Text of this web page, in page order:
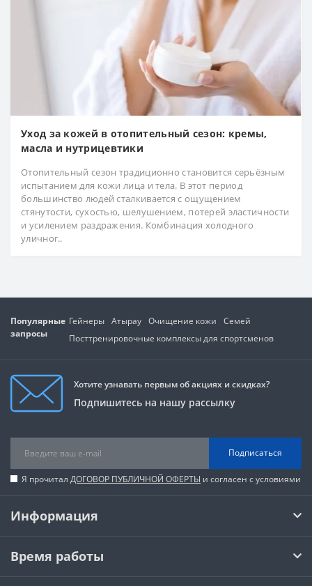
Уход за кожей в отопительный сезон: кремы,
масла и нутрицевтики
Отопительный сезон традиционно становится серьёзным
испытанием для кожи лица и тела. В этот период
большинство людей сталкивается с ощущением
стянутости, сухостью, шелушением, потерей эластичности
и усилением раздражения. Комбинация холодного
уличног..
Популярные
запросы
Гейнеры Атырау Очищение кожи
Семей
Посттренировочные комплексы для спортсменов
Хотите узнавать первым об акциях и скидках?
Подпишитесь на нашу рассылку
Подписаться
Я прочитал ДОГОВОР ПУБЛИЧНОЙ ОФЕРТЫ и согласен с условиями
Информация
Время работы